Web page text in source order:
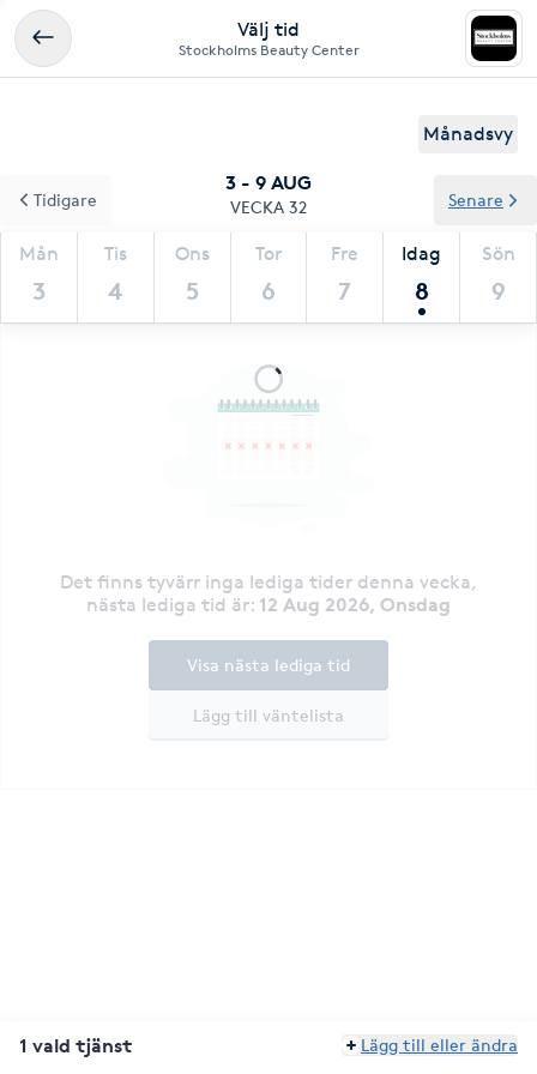
Välj tid
Stockholms Beauty Center
Månadsvy
3 - 9 AUG
VECKA 32
Mån
3
Tis
4
Ons
5
Tor
6
Fre
7
Idag
8
Sön
9
Tidigare Senare
Det finns tyvärr inga lediga tider denna vecka,
nästa lediga tid är: 12 Aug 2026, Onsdag
Lägg till väntelista
Visa nästa lediga tid
1 vald tjänst Lägg till eller ändra